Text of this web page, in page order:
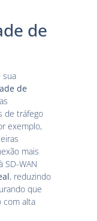
de
sua
de
de tráfego
exemplo,
mais
SD-WAN
, reduzindo
que
com alta